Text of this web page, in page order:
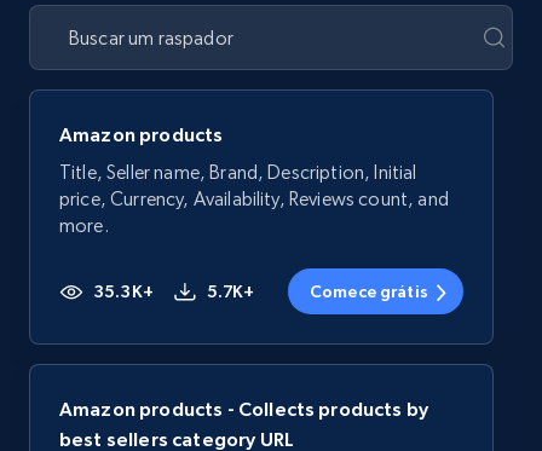
Amazon products
Title, Seller name, Brand, Description, Initial
price, Currency, Availability, Reviews count, and
more.
35.3K+ 5.7K+ Comece grátis
Amazon products - Collects products by
best sellers category URL